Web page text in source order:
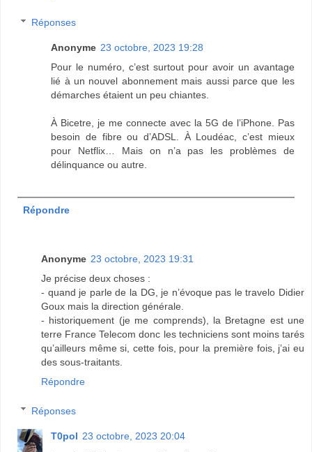
Réponses
Anonyme 23 octobre, 2023 19:28
Pour le numéro, c’est surtout pour avoir un avantage
lié à un nouvel abonnement mais aussi parce que les
démarches étaient un peu chiantes.
À Bicetre, je me connecte avec la 5G de l’iPhone. Pas
besoin de fibre ou d’ADSL. À Loudéac, c’est mieux
pour Netflix… Mais on n’a pas les problèmes de
délinquance ou autre.
Répondre
Anonyme 23 octobre, 2023 19:31
Je précise deux choses :
- quand je parle de la DG, je n’évoque pas le travelo Didier
Goux mais la direction générale.
- historiquement (je me comprends), la Bretagne est une
terre France Telecom donc les techniciens sont moins tarés
qu’ailleurs même si, cette fois, pour la première fois, j’ai eu
des sous-traitants.
Répondre
Réponses
T0pol 23 octobre, 2023 20:04